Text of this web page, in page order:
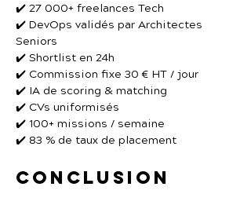
✔️ 27 000+ freelances Tech
✔️ DevOps validés par Architectes
Seniors
✔️ Shortlist en 24h
✔️ Commission fixe 30 € HT / jour
✔️ IA de scoring & matching
✔️ CVs uniformisés
✔️ 100+ missions / semaine
✔️ 83 % de taux de placement
Conclusion